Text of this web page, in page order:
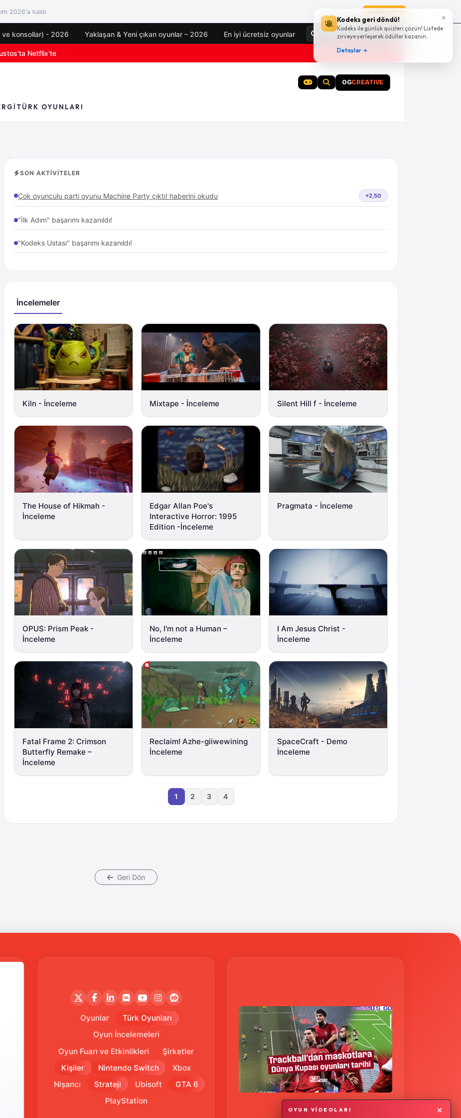
×
Kodeks geri döndü!
Kodeks ile günlük quizleri çözün! Listede
zirveye yerleşerek ödüller kazanın.
Detaylar →
2026'a kaldı
ve konsollar) - 2026 Yaklaşan & Yeni çıkan oyunlar – 2026 En iyi ücretsiz oyunlar Giriş Yap
Netflix'te
oyun duyuruları
OGCREATIVE
TÜRK OYUNLARI
SON AKTIVITELER
Çok oyunculu parti oyunu Machine Party çıktı! haberini okudu +2,50
"İlk Adım" başarımı kazanıldı!
"Kodeks Ustası" başarımı kazanıldı!
İncelemeler
Kiln - İnceleme Mixtape - İnceleme Silent Hill f - İnceleme
The House of Hikmah -
İnceleme
Edgar Allan Poe's
Interactive Horror: 1995
Edition -İnceleme
Pragmata - İnceleme
OPUS: Prism Peak -
İnceleme
No, I'm not a Human –
İnceleme
I Am Jesus Christ -
İnceleme
Fatal Frame 2: Crimson
Butterfly Remake –
İnceleme
Reclaim! Azhe-giiwewining
İnceleme
SpaceCraft - Demo
İnceleme
1 2 3 4
Geri Dön
Oyunlar
Türk Oyunları
Oyun İncelemeleri
Oyun Fuarı ve Etkinlikleri
Şirketler
Kişiler
Nintendo Switch
Xbox
Nişancı
Strateji Ubisoft
GTA 6
PlayStation
OYUN VİDEOLARI ×